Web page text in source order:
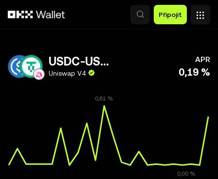
Připojit
USDC-USD₮0
Uniswap V4
APR
0,19 %